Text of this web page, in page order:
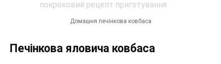
Домашня печінкова ковбаса
Печінкова яловича ковбаса